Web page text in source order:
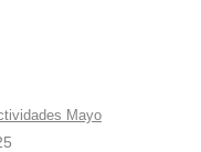
Mayo